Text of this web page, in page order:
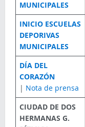
MUNICIPALES
INICIO ESCUELAS
DEPORIVAS
MUNICIPALES
DÍA DEL
CORAZÓN
| Nota de prensa
CIUDAD DE DOS
HERMANAS G.